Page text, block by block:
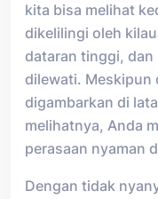
kita bisa melihat
dikelilingi oleh
dataran tinggi, dan
dilewati. Meskipun
digambarkan di
melihatnya, Anda
perasaan nyaman
Dengan tidak